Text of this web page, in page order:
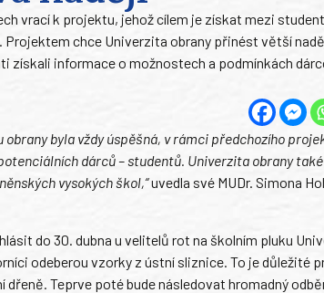
vrací k projektu, jehož cílem je získat mezi
chce Univerzita obrany přinést větší
získali informace o možnostech a podmínkách
byla vždy úspěšná, v rámci předchozího
dárců – studentů. Univerzita obrany
vysokých škol,“uvedla své MUDr. Simona
do 30. dubna u velitelů rot na školním pluku
odeberou vzorky z ústní sliznice. To je důležité
Teprve poté bude následovat hromadný